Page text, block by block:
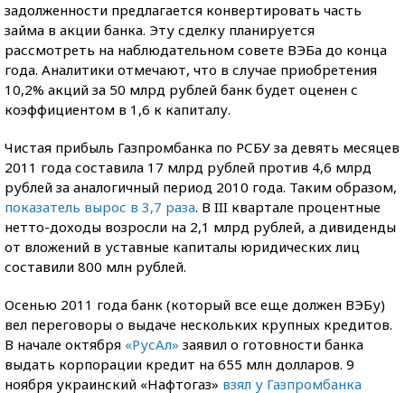
задолженности предлагается конвертировать часть
займа в акции банка. Эту сделку планируется
рассмотреть на наблюдательном совете ВЭБа до конца
года. Аналитики отмечают, что в случае приобретения
10,2% акций за 50 млрд рублей банк будет оценен с
коэффициентом в 1,6 к капиталу.
Чистая прибыль Газпромбанка по РСБУ за девять месяцев
2011 года составила 17 млрд рублей против 4,6 млрд
рублей за аналогичный период 2010 года. Таким образом,
показатель вырос в 3,7 раза. В III квартале процентные
нетто-доходы возросли на 2,1 млрд рублей, а дивиденды
от вложений в уставные капиталы юридических лиц
составили 800 млн рублей.
Осенью 2011 года банк (который все еще должен ВЭБу)
вел переговоры о выдаче нескольких крупных кредитов.
В начале октября «РусАл» заявил о готовности банка
выдать корпорации кредит на 655 млн долларов. 9
ноября украинский «Нафтогаз» взял у Газпромбанка